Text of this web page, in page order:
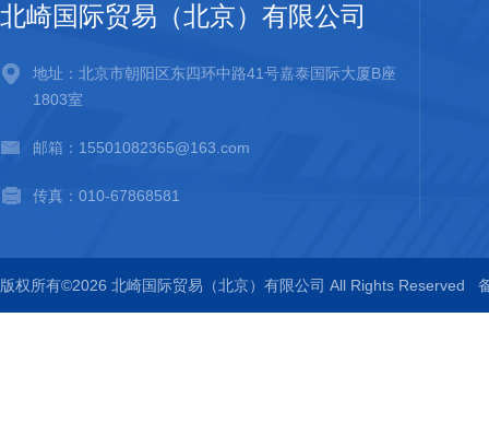
北崎国际贸易（北京）有限公司
地址：北京市朝阳区东四环中路41号嘉泰国际大厦B座
1803室
邮箱：15501082365@163.com
传真：010-67868581
版权所有©2026 北崎国际贸易（北京）有限公司 All Rights Reserved